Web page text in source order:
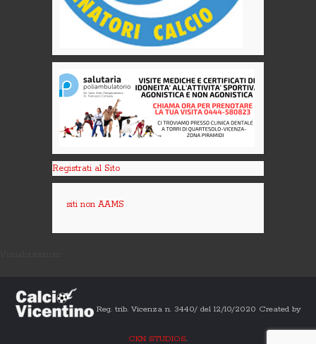
Registrati al Sito
siti non AAMS
Reg. trib. Vicenza n. 3440/ del 12/10/2020 Created by
CKN STUDIOS.